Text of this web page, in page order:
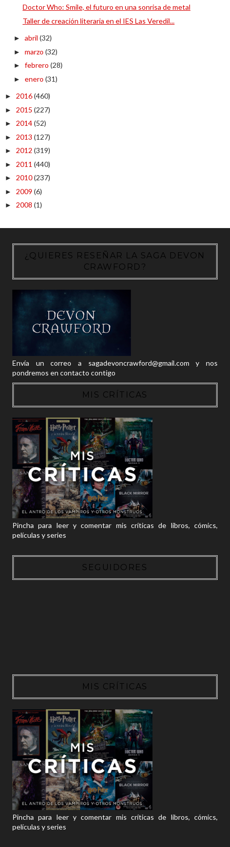
Doctor Who: Smile, el futuro en una sonrisa de metal
Taller de creación literaria en el IES Las Veredil...
► abril (32)
► marzo (32)
► febrero (28)
► enero (31)
► 2016(460)
► 2015 (227)
► 2014(52)
► 2013 (127)
► 2012 (319)
► 2011 (440)
► 2010(237)
► 2009 (6)
► 2008 (1)
¿QUIERES RESEÑAR LA SAGA DEVON
CRAWFORD?
Envía un correo a sagadevoncrawford@gmail.com y nos
pondremos en contacto contigo
MIS CRÍTICAS
Pincha para leer y comentar mis críticas de libros, cómics,
películas y series
SEGUIDORES
MIS CRÍTICAS
Pincha para leer y comentar mis críticas de libros, cómics,
películas y series